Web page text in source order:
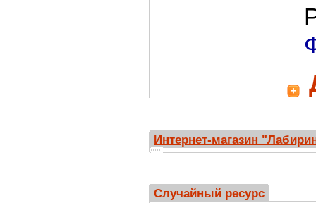
Интернет-магазин
Случайный ресурс